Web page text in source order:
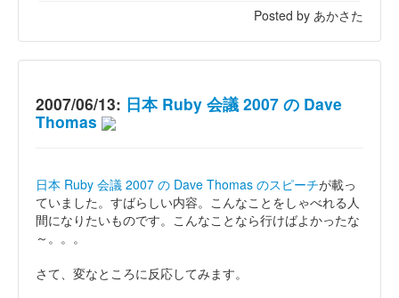
Posted by あかさた
2007/06/13: 日本 Ruby 会議 2007 の Dave
Thomas
日本 Ruby 会議 2007 の Dave Thomas のスピーチが載っ
ていました。すばらしい内容。こんなことをしゃべれる人
間になりたいものです。こんなことなら行けばよかったな
～。。。
さて、変なところに反応してみます。